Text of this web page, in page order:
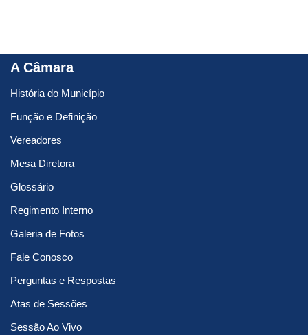
A Câmara
História do Município
Função e Definição
Vereadores
Mesa Diretora
Glossário
Regimento Interno
Galeria de Fotos
Fale Conosco
Perguntas e Respostas
Atas de Sessões
Sessão Ao Vivo